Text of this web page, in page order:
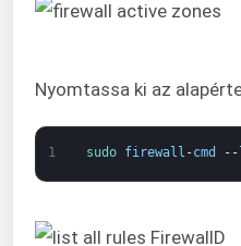
Nyomtassa ki az
1 sudo firewall -cmd --